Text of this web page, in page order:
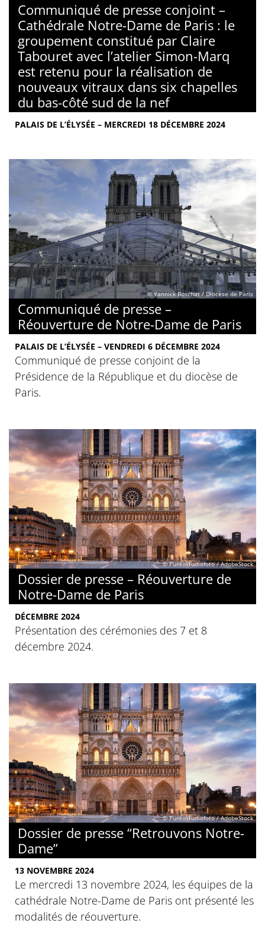
Communiqué de presse conjoint –
Cathédrale Notre-Dame de Paris : le
groupement constitué par Claire
Tabouret avec l’atelier Simon-Marq
est retenu pour la réalisation de
nouveaux vitraux dans six chapelles
du bas-côté sud de la nef
PALAIS DE L’ÉLYSÉE – MERCREDI 18 DÉCEMBRE 2024
© Yannick Boschat / Diocèse de Paris
Communiqué de presse –
Réouverture de Notre-Dame de Paris
PALAIS DE L’ÉLYSÉE – VENDREDI 6 DÉCEMBRE 2024
Communiqué de presse conjoint de la
Présidence de la République et du diocèse de
Paris.
© Puntostudiofoto / AdobeStock
Dossier de presse – Réouverture de
Notre-Dame de Paris
DÉCEMBRE 2024
Présentation des cérémonies des 7 et 8
décembre 2024.
© Puntostudiofoto / AdobeStock
Dossier de presse “Retrouvons Notre-
Dame”
13 NOVEMBRE 2024
Le mercredi 13 novembre 2024, les équipes de la
cathédrale Notre-Dame de Paris ont présenté les
modalités de réouverture.